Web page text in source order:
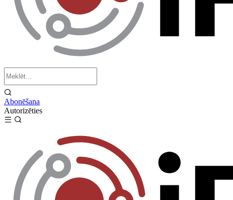
Abonēšana
Autorizēties